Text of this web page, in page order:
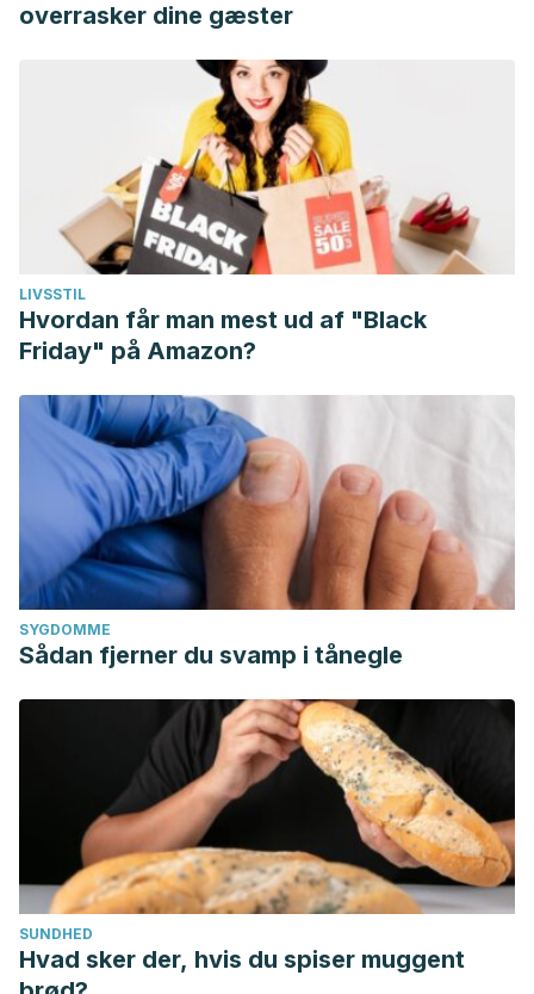
overrasker dine gæster
LIVSSTIL
Hvordan får man mest ud af "Black
Friday" på Amazon?
SYGDOMME
Sådan fjerner du svamp i tånegle
SUNDHED
Hvad sker der, hvis du spiser muggent